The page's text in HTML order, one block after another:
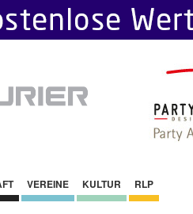
VEREINE KULTUR RLP